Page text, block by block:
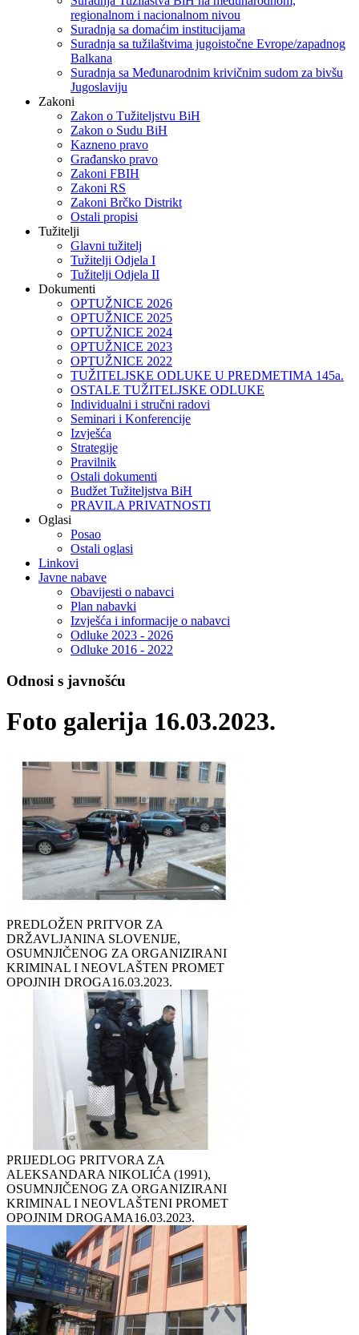
regionalnom i nacionalnom nivou
Suradnja sa domaćim institucijama
Suradnja sa tužilaštvima jugoistočne Evrope/zapadnog
Balkana
Suradnja sa Međunarodnim krivičnim sudom za bivšu
Jugoslaviju
Zakoni
Zakon o Тužiteljstvu BiH
Zakon o Sudu BiH
Kazneno pravo
Građansko pravo
Zakoni FBIH
Zakoni RS
Zakoni Brčko Distrikt
Ostali propisi
Tužitelji
Glavni tužitelj
Tužitelji Odjela I
Tužitelji Odjela II
Dokumenti
OPTUŽNICE 2026
OPTUŽNICE 2025
OPTUŽNICE 2024
OPTUŽNICE 2023
OPTUŽNICE 2022
TUŽITELJSKE ODLUKE U PREDMETIMA 145a.
OSTALE TUŽITELJSKE ODLUKE
Individualni i stručni radovi
Seminari i Konferencije
Izvješća
Strategije
Pravilnik
Ostali dokumenti
Budžet Tužiteljstva BiH
PRAVILA PRIVATNOSTI
Oglasi
Posao
Ostali oglasi
Linkovi
Javne nabave
Obavijesti o nabavci
Plan nabavki
Izvješća i informacije o nabavci
Odluke 2023 - 2026
Odluke 2016 - 2022
Odnosi s javnošću
Foto galerija 16.03.2023.
PREDLOŽEN PRITVOR ZA
DRŽAVLJANINA SLOVENIJE,
OSUMNJIČENOG ZA ORGANIZIRANI
KRIMINAL I NEOVLAŠTEN PROMET
OPOJNIH DROGA16.03.2023.
PRIJEDLOG PRITVORA ZA
ALEKSANDARA NIKOLIĆA (1991),
OSUMNJIČENOG ZA ORGANIZIRANI
KRIMINAL I NEOVLAŠTENI PROMET
OPOJNIM DROGAMA16.03.2023.